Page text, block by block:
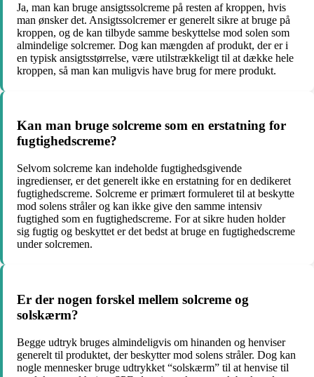
Ja, man kan bruge ansigtssolcreme på resten af kroppen, hvis
man ønsker det. Ansigtssolcremer er generelt sikre at bruge på
kroppen, og de kan tilbyde samme beskyttelse mod solen som
almindelige solcremer. Dog kan mængden af produkt, der er i
en typisk ansigtsstørrelse, være utilstrækkeligt til at dække hele
kroppen, så man kan muligvis have brug for mere produkt.
Kan man bruge solcreme som en erstatning for
fugtighedscreme?
Selvom solcreme kan indeholde fugtighedsgivende
ingredienser, er det generelt ikke en erstatning for en dedikeret
fugtighedscreme. Solcreme er primært formuleret til at beskytte
mod solens stråler og kan ikke give den samme intensiv
fugtighed som en fugtighedscreme. For at sikre huden holder
sig fugtig og beskyttet er det bedst at bruge en fugtighedscreme
under solcremen.
Er der nogen forskel mellem solcreme og
solskærm?
Begge udtryk bruges almindeligvis om hinanden og henviser
generelt til produktet, der beskytter mod solens stråler. Dog kan
nogle mennesker bruge udtrykket “solskærm” til at henvise til